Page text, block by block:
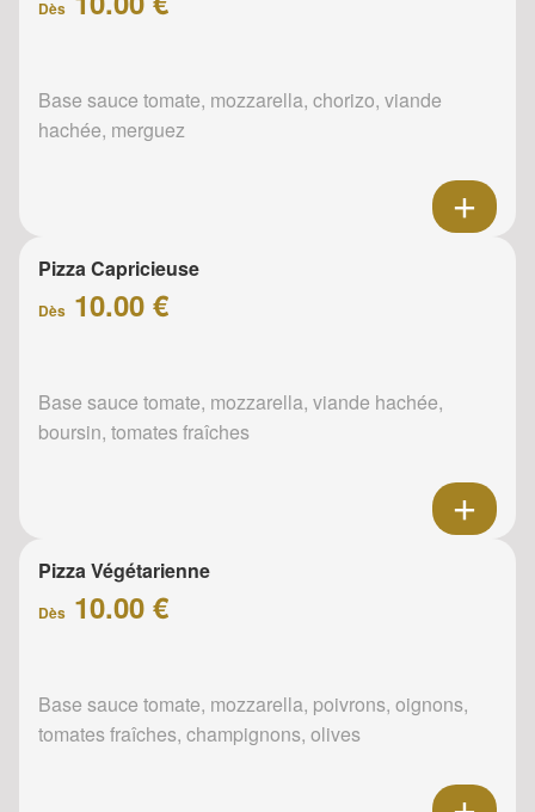
Dès
Base sauce tomate, mozzarella, chorizo, viande
hachée, merguez
Pizza Capricieuse
Dès 10.00 €
Base sauce tomate, mozzarella, viande hachée,
boursin, tomates fraîches
Pizza Végétarienne
Dès 10.00 €
Base sauce tomate, mozzarella, poivrons, oignons,
tomates fraîches, champignons, olives